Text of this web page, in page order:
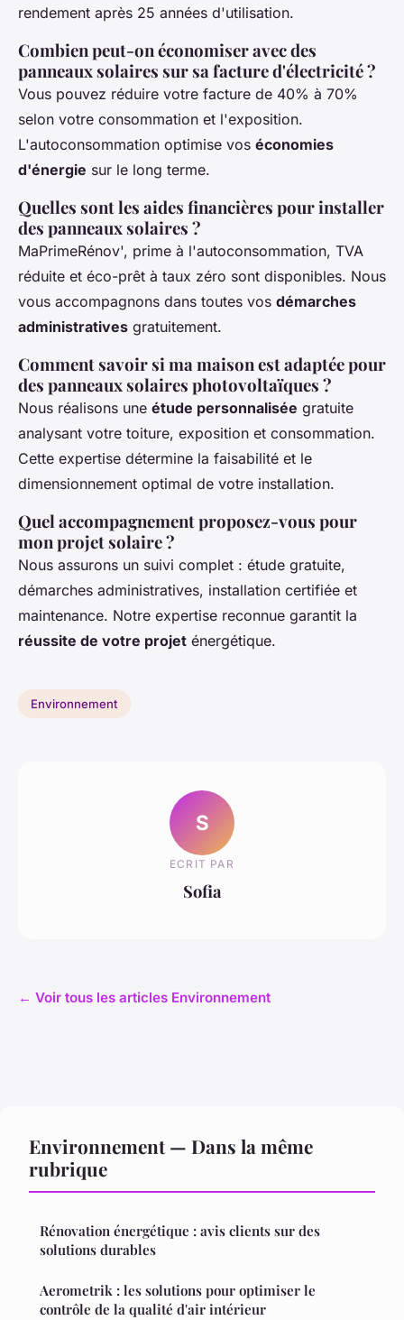
rendement après 25 années d'utilisation.
Combien peut-on économiser avec des
panneaux solaires sur sa facture d'électricité ?
Vous pouvez réduire votre facture de 40% à 70%
selon votre consommation et l'exposition.
L'autoconsommation optimise vos économies
d'énergie sur le long terme.
Quelles sont les aides financières pour installer
des panneaux solaires ?
MaPrimeRénov', prime à l'autoconsommation, TVA
réduite et éco-prêt à taux zéro sont disponibles. Nous
vous accompagnons dans toutes vos démarches
administratives gratuitement.
Comment savoir si ma maison est adaptée pour
des panneaux solaires photovoltaïques ?
Nous réalisons une étude personnalisée gratuite
analysant votre toiture, exposition et consommation.
Cette expertise détermine la faisabilité et le
dimensionnement optimal de votre installation.
Quel accompagnement proposez-vous pour
mon projet solaire ?
Nous assurons un suivi complet : étude gratuite,
démarches administratives, installation certifiée et
maintenance. Notre expertise reconnue garantit la
réussite de votre projet énergétique.
Environnement
S
ECRIT PAR
Sofia
← Voir tous les articles Environnement
Environnement — Dans la même
rubrique
Rénovation énergétique : avis clients sur des
solutions durables
Aerometrik : les solutions pour optimiser le
contrôle de la qualité d'air intérieur